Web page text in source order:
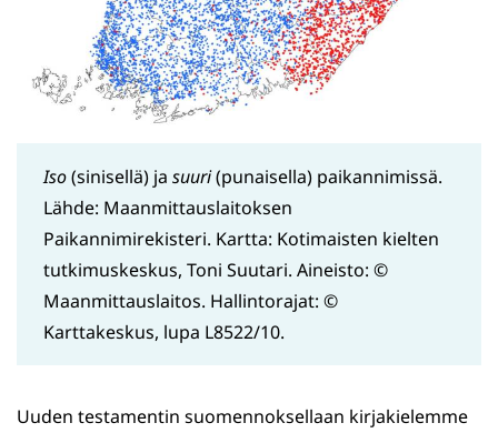
Iso(sinisellä) ja suuri(punaisella) paikannimissä.
Lähde: Maanmittauslaitoksen
Paikannimirekisteri. Kartta: Kotimaisten kielten
tutkimuskeskus, Toni Suutari. Aineisto: ©
Maanmittauslaitos. Hallintorajat: ©
Karttakeskus, lupa L8522/10.
Uuden testamentin suomennoksellaan kirjakielemme